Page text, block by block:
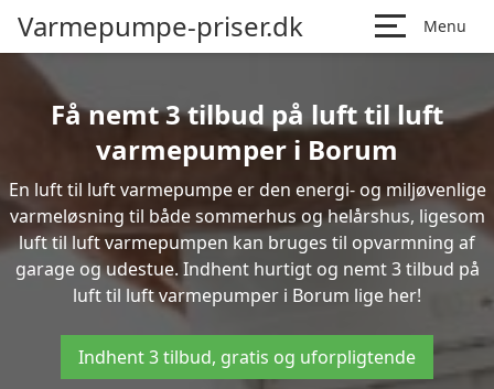
Varmepumpe-priser.dk Menu
Få nemt 3 tilbud på luft til luft
varmepumper i Borum
En luft til luft varmepumpe er den energi- og miljøvenlige
varmeløsning til både sommerhus og helårshus, ligesom
luft til luft varmepumpen kan bruges til opvarmning af
garage og udestue. Indhent hurtigt og nemt 3 tilbud på
luft til luft varmepumper i Borum lige her!
Indhent 3 tilbud, gratis og uforpligtende